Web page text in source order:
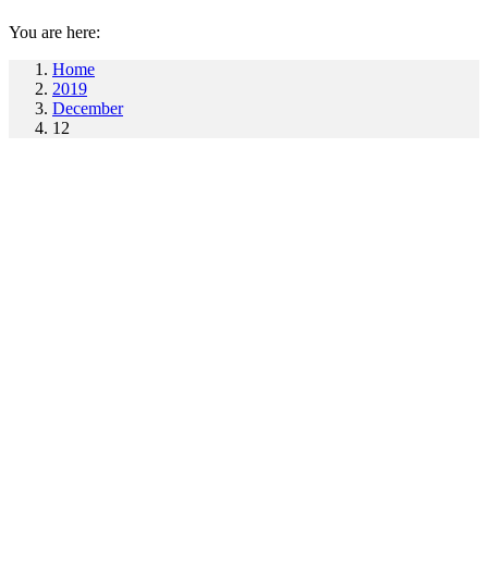
You are here:
Home
2019
December
12